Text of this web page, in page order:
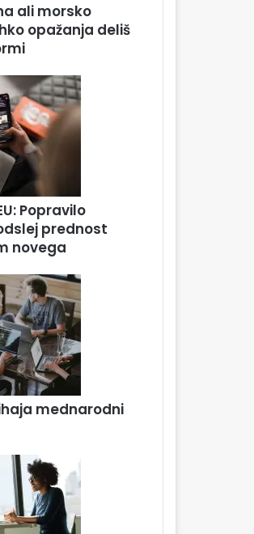
ali morsko
opažanja deliš
Popravilo
prednost
novega
mednarodni